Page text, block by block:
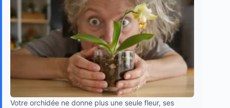
Votre orchidée ne donne plus une seule fleur, ses